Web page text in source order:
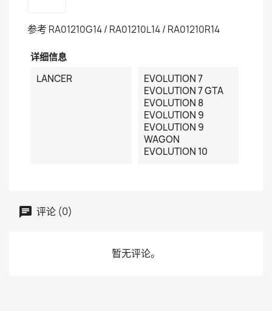
参考 RA01210G14 / RA01210L14 / RA01210R14
详细信息
LANCER
EVOLUTION 7
EVOLUTION 7 GTA
EVOLUTION 8
EVOLUTION 9
EVOLUTION 9
WAGON
EVOLUTION 10
评论 (0)
暂无评论。